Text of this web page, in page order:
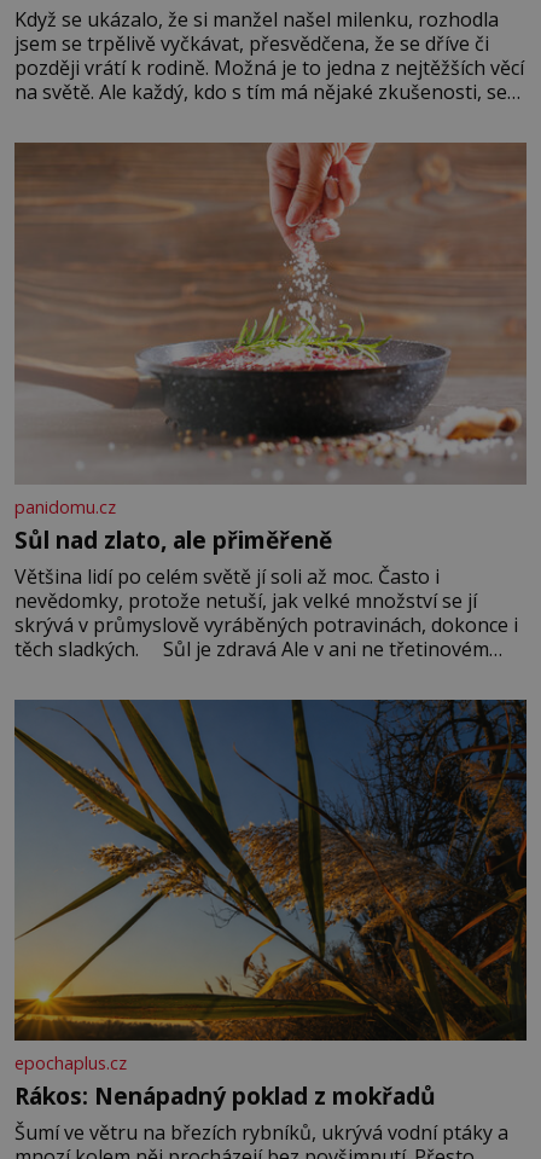
Když se ukázalo, že si manžel našel milenku, rozhodla
jsem se trpělivě vyčkávat, přesvědčena, že se dříve či
později vrátí k rodině. Možná je to jedna z nejtěžších věcí
na světě. Ale každý, kdo s tím má nějaké zkušenosti, se
Když se ke mně doneslo, že si manžel pořídil milenku,
panidomu.cz
Sůl nad zlato, ale přiměřeně
Většina lidí po celém světě jí soli až moc. Často i
nevědomky, protože netuší, jak velké množství se jí
skrývá v průmyslově vyráběných potravinách, dokonce i
těch sladkých. Sůl je zdravá Ale v ani ne třetinovém
základní složky– sodík a chlór – jsou zásadní pro
správné hospodaření
epochaplus.cz
Rákos: Nenápadný poklad z mokřadů
Šumí ve větru na březích rybníků, ukrývá vodní ptáky a